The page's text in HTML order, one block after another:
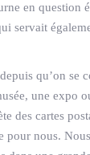
en question
servait
qu’on se
une expo
des cartes
pour nous.